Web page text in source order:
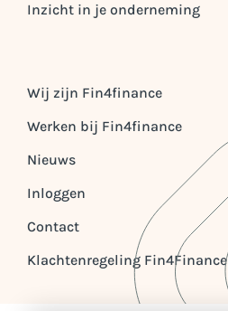
Inzicht in je onderneming
Wij zijn Fin4finance
Werken bij Fin4finance
Nieuws
Inloggen
Contact
Klachtenregeling Fin4Finance